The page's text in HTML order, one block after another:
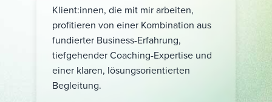
Klient:innen, die mit mir arbeiten,
profitieren von einer Kombination aus
fundierter Business-Erfahrung,
tiefgehender Coaching-Expertise und
einer klaren, lösungsorientierten
Begleitung.